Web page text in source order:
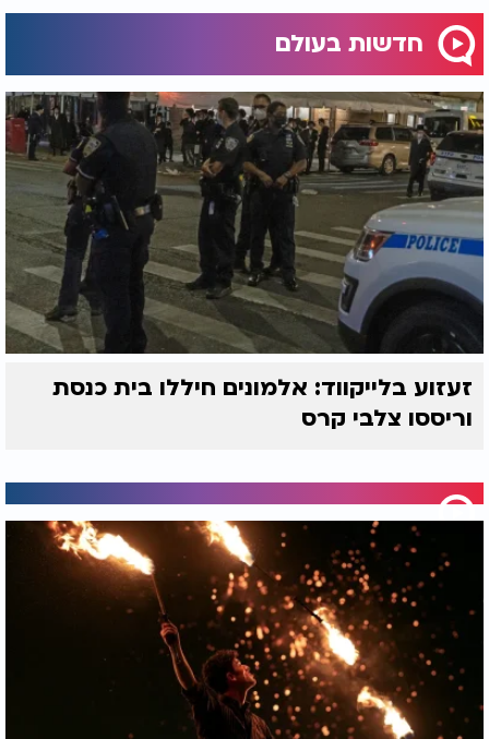
חדשות בעולם
זעזוע בלייקווד: אלמונים חיללו בית כנסת
וריססו צלבי קרס